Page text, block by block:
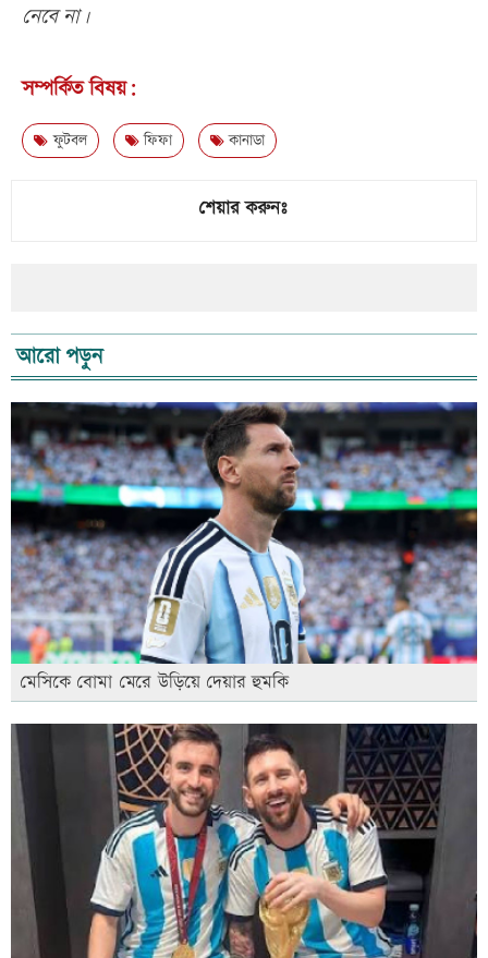
নেবে না।
সম্পর্কিত বিষয়:
ফুটবল ফিফা কানাডা
শেয়ার করুনঃ
আরো পড়ুন
মেসিকে বোমা মেরে উড়িয়ে দেয়ার হুমকি